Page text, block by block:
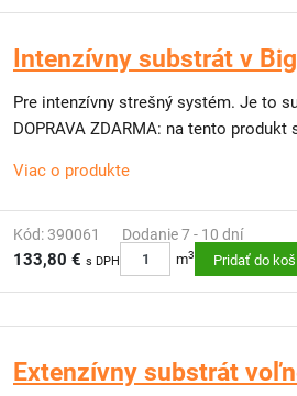
Intenzívny substrát v
Pre intenzívny strešný systém. Je to
DOPRAVA ZDARMA: na tento produkt
Viac o produkte
Kód: 390061 Dodanie 7 - 10 dní
133,80 € s DPH m3 Pridať do
Extenzívny substrát